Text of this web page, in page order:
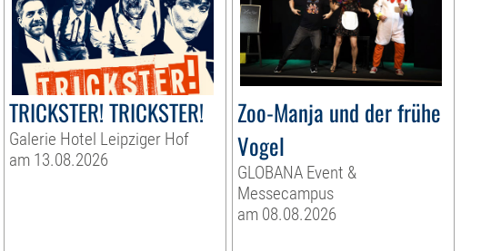
TRICKSTER! TRICKSTER!
Galerie Hotel Leipziger Hof
am 13.08.2026
Zoo-Manja und der frühe
Vogel
GLOBANA Event &
Messecampus
am 08.08.2026